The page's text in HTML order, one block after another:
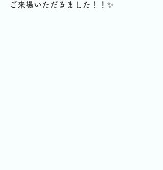
ご来場いただきました！！✨